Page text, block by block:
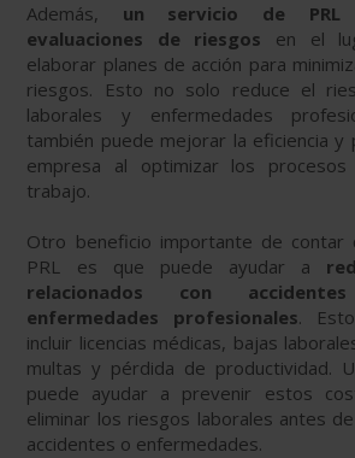
Además, un servicio de PRL
evaluaciones de riesgos en el
elaborar planes de acción para
riesgos. Esto no solo reduce el
laborales y enfermedades
también puede mejorar la eficiencia y
empresa al optimizar los
trabajo.
Otro beneficio importante de contar
PRL es que puede ayudar a
relacionados con
enfermedades profesionales.
incluir licencias médicas, bajas
multas y pérdida de productividad.
puede ayudar a prevenir estos
eliminar los riesgos laborales antes
accidentes o enfermedades.